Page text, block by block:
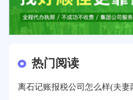
热门阅读
离石记账报税公司怎么样(夫妻